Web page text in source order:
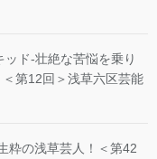
ッド-壮絶な苦悩を乗り
第12回＞浅草六区芸能
粋の浅草芸人！＜第42